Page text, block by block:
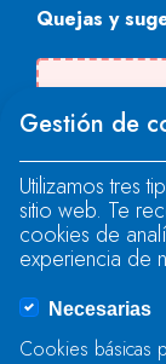
Quejas y
"text".
Se
"text".
Se
Gestión de
Utilizamos tres
sitio web. Te
cookies de
experiencia de
Necesarias
Cookies básicas